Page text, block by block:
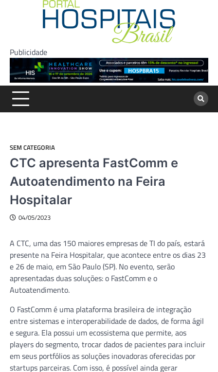
Publicidade
SEM CATEGORIA
CTC apresenta FastComm e
Autoatendimento na Feira
Hospitalar
04/05/2023
A CTC, uma das 150 maiores empresas de TI do país, estará
presente na Feira Hospitalar, que acontece entre os dias 23
e 26 de maio, em São Paulo (SP). No evento, serão
apresentadas duas soluções: o FastComm e o
Autoatendimento.
O FastComm é uma plataforma brasileira de integração
entre sistemas e interoperabilidade de dados, de forma ágil
e segura. Ela possui um ecossistema que permite, aos
players do segmento, trocar dados de pacientes para incluir
em seus portfólios as soluções inovadoras oferecidas por
startups parceiras. Com isso, é possível ainda gerar